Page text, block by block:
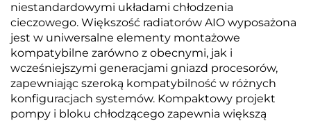
niestandardowymi układami chłodzenia
cieczowego. Większość radiatorów AIO wyposażona
jest w uniwersalne elementy montażowe
kompatybilne zarówno z obecnymi, jak i
wcześniejszymi generacjami gniazd procesorów,
zapewniając szeroką kompatybilność w różnych
konfiguracjach systemów. Kompaktowy projekt
pompy i bloku chłodzącego zapewnia większą